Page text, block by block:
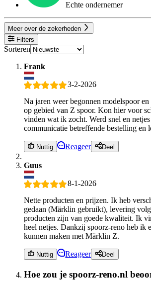
Echte ondernemer
Meer over de zekerheden
Filters
Sorteren
Frank
3-2-2026
Na jaren weer begonnen modelspoor en
op gebied van Z spoor. Kon hier voor
vinden wat ik zocht. Werd snel en
communicatie betreffende bestelling en
Nuttig Reageer Deel
Guus
8-1-2026
Nette producten en prijzen. Ik heb
gedaan (Märklin gebruikt), levering
producten zijn van goede kwaliteit. Ik
heel netjes. Dankzij spoorz-reno heb ik
kunnen maken met Märklin Z.
Nuttig Reageer Deel
Hoe zou je spoorz-reno.nl